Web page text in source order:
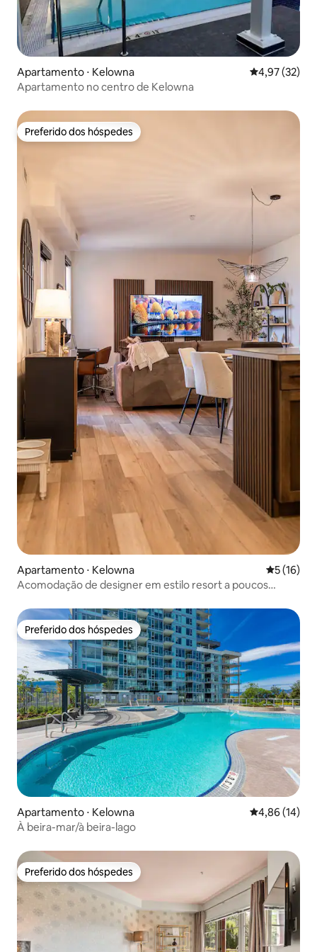
Apartamento ⋅ Kelowna 4,97 de uma
4,97 (32)
Apartamento no centro de Kelowna
Preferido dos hóspedes
Preferido dos hóspedes
Apartamento ⋅ Kelowna 5 de uma
5 (16)
Acomodação de designer em estilo resort a poucos
Preferido dos hóspedes
Preferido dos hóspedes
Apartamento ⋅ Kelowna 4,86 de uma
4,86 (14)
À beira-mar/à beira-lago
Preferido dos hóspedes
Preferido dos hóspedes